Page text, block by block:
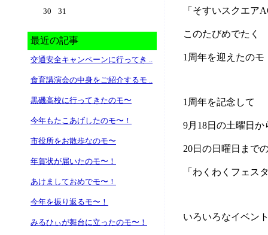
30
31
最近の記事
交通安全キャンペーンに行ってき ..
食育講演会の中身をご紹介するモ ..
黒磯高校に行ってきたのモ〜
今年もたこあげしたのモ〜！
市役所をお散歩なのモ〜
年賀状が届いたのモ〜！
あけましておめでモ〜！
今年を振り返るモ〜！
みるひぃが舞台に立ったのモ〜！
「そすいスクエア
このたびめでたく
1周年を迎えたのモ
1周年を記念して
9月18日の土曜日か
20日の日曜日まで
「わくわくフェス
いろいろなイベン